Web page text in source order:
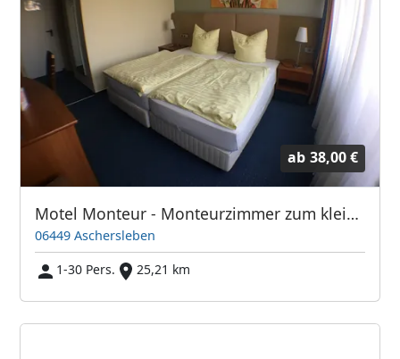
ab 38,00 €
Motel Monteur - Monteurzimmer zum kleinen Preis
06449 Aschersleben
1-30 Pers.
25,21 km